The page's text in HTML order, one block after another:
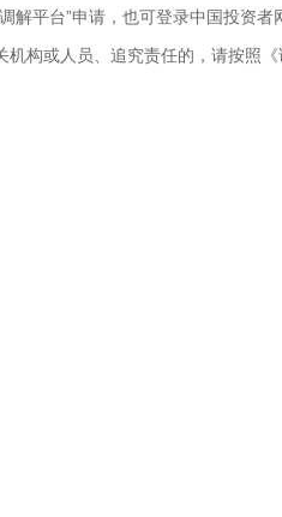
平台”申请，也可登录中国投资
构或人员、追究责任的，请按照